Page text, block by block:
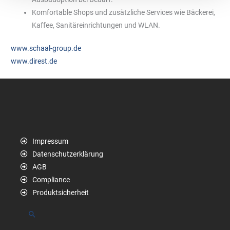
Komfortable Shops und zusätzliche Services wie Bäckerei,
Kaffee, Sanitäreinrichtungen und WLAN.
www.schaal-group.de
www.direst.de
Impressum
Datenschutzerklärung
AGB
Compliance
Produktsicherheit
Suchen